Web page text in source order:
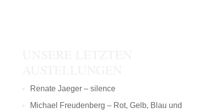
Renate Jaeger – silence
Michael Freudenberg – Rot, Gelb, Blau und